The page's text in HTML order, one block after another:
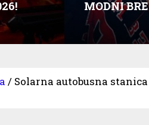
MODNI
/ Solarna autobusna